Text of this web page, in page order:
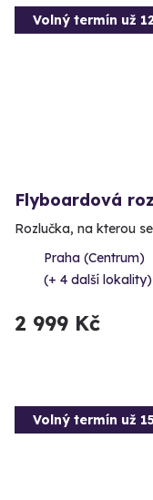
Volný termín už
Flyboardová
Rozlučka, na kterou
Praha (Centrum)
(+ 4 další lokality)
2 999 Kč
Volný termín už